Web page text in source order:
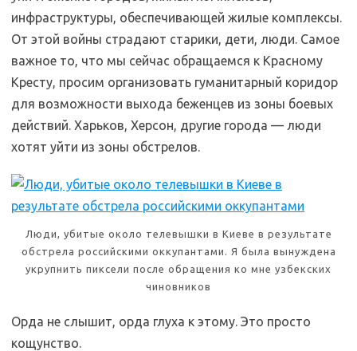
инфраструктуры, обеспечивающей жилые комплексы.
От этой войны страдают старики, дети, люди. Самое
важное то, что мы сейчас обращаемся к Красному
Кресту, просим организовать гуманитарный коридор
для возможности выхода беженцев из зоны боевых
действий. Харьков, Херсон, другие города — люди
хотят уйти из зоны обстрелов.
Люди, убитые около телевышки в Киеве в результате
обстрела российскими оккупантами. Я была вынуждена
укрупнить пиксели после обращения ко мне узбекских
чиновников
Орда не слышит, орда глуха к этому. Это просто
кощунство.